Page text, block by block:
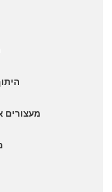
מעצורים